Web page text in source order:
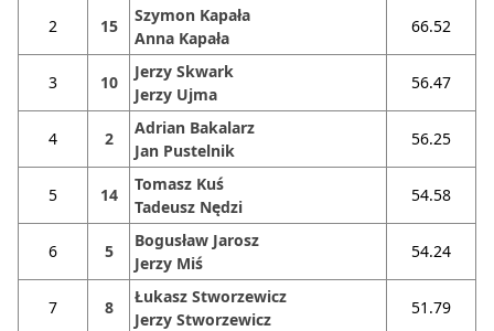
2 15
Szymon Kapała
Anna Kapała
66.52
3 10
Jerzy Skwark
Jerzy Ujma
56.47
4 2
Adrian Bakalarz
Jan Pustelnik
56.25
5 14
Tomasz Kuś
Tadeusz Nędzi
54.58
6 5
Bogusław Jarosz
Jerzy Miś
54.24
7 8
Łukasz Stworzewicz
Jerzy Stworzewicz
51.79